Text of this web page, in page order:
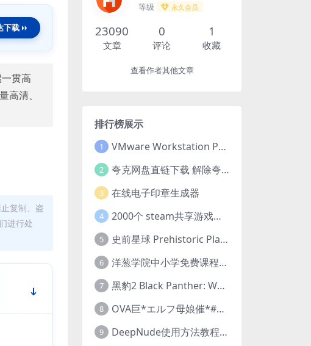
下载
贯高
高清、
复制、盗
进行处
等级 永久会员
23090
文章
0
评论
1
收藏
查看作者其他文章
排行榜展示
1 VMware Workstation Pro 16 永久激活密钥(序列号)
2 夸克网盘直链下载 解除夸克网盘下载限制 油猴脚本
3 在线电子印章生成器
4 2000个 steam共享游戏账号 离线steam账号分享
5 史前星球 Prehistoric Planet (2022) 中字 1080p 高清 阿里云盘 2022.5.27已更新全集
6 洋葱学院中小学免费课程集合 云盘下载
7 黑豹2 Black Panther: Wakanda Forever (2022) 高清版
8 OVA巨*エルフ母娘催*#1エルフの国を蹂*する男。汚された女王と姫
9 DeepNude使用方法教程FAQ